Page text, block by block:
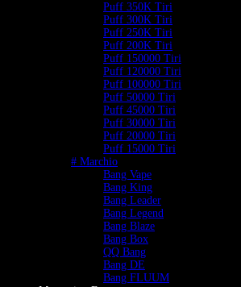
Puff 350K Tiri
Puff 300K Tiri
Puff 250K Tiri
Puff 200K Tiri
Puff 150000 Tiri
Puff 120000 Tiri
Puff 100000 Tiri
Puff 50000 Tiri
Puff 45000 Tiri
Puff 30000 Tiri
Puff 20000 Tiri
Puff 15000 Tiri
# Marchio
Bang Vape
Bang King
Bang Leader
Bang Legend
Bang Blaze
Bang Box
QQ Bang
Bang DE
Bang FLUUM